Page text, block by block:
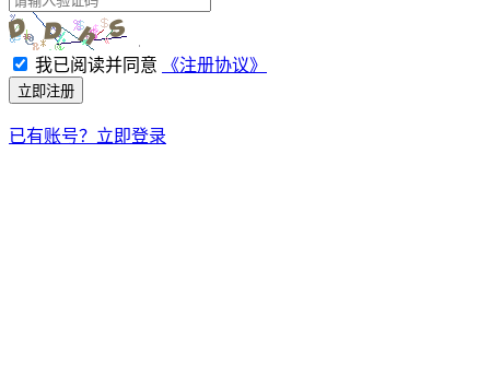
我已阅读并同意 《注册协议》
立即注册
已有账号？立即登录